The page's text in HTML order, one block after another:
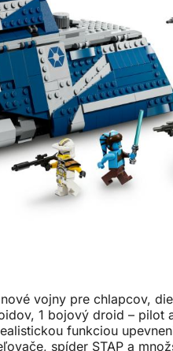
vojny pre chlapcov,
1 bojový droid – pilot
funkciou
spíder STAP a